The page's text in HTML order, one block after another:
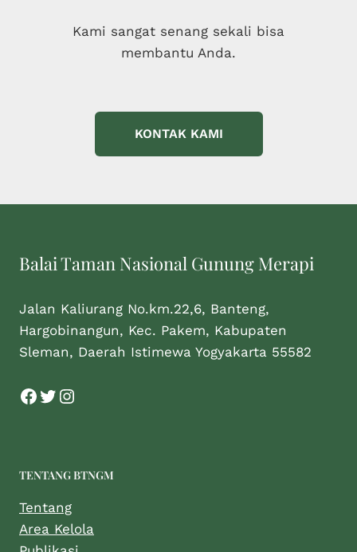
Kami sangat senang sekali bisa
membantu Anda.
KONTAK KAMI
Balai Taman Nasional Gunung Merapi
Jalan Kaliurang No.km.22,6, Banteng,
Hargobinangun, Kec. Pakem, Kabupaten
Sleman, Daerah Istimewa Yogyakarta 55582
TENTANG BTNGM
Tentang
Area Kelola